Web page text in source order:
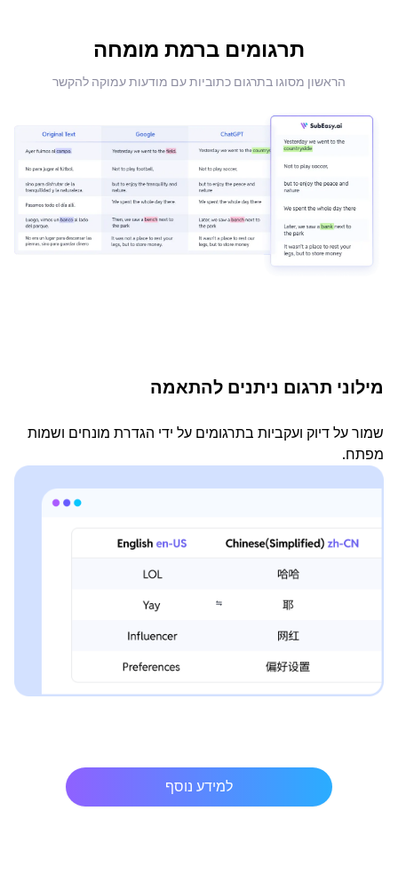
תרגומים ברמת מומחה
הראשון מסוגו בתרגום כתוביות עם מודעות עמוקה להקשר
מילוני תרגום ניתנים להתאמה
שמור על דיוק ועקביות בתרגומים על ידי הגדרת מונחים ושמות
מפתח.
למידע נוסף